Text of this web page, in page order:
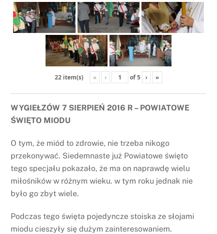
22 item(s) « ‹ of5 › »
WYGIEŁZÓW 7 SIERPIEŃ 2016 R – POWIATOWE
ŚWIĘTO MIODU
O tym, że miód to zdrowie, nie trzeba nikogo
przekonywać. Siedemnaste już Powiatowe święto
tego specjału pokazało, że ma on naprawdę wielu
miłośników w różnym wieku. w tym roku jednak nie
było go zbyt wiele.
Podczas tego święta pojedyncze stoiska ze słojami
miodu cieszyły się dużym zainteresowaniem.